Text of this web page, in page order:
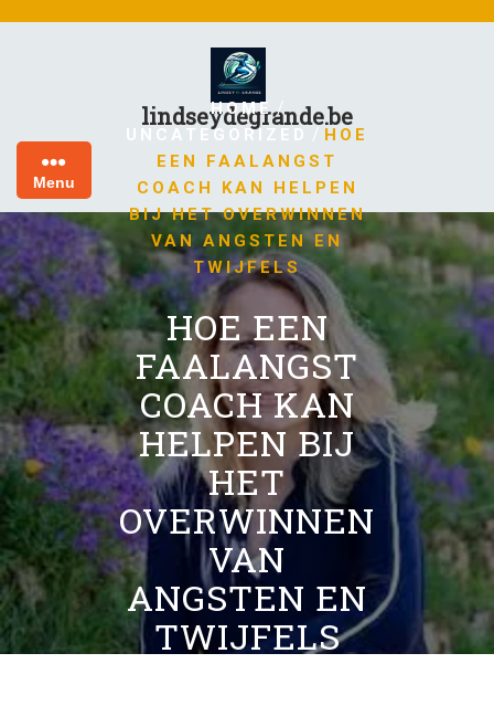
lindseydegrande.be
Menu
HOME/
UNCATEGORIZED / HOE
EEN FAALANGST
COACH KAN HELPEN
BIJ HET OVERWINNEN
VAN ANGSTEN EN
TWIJFELS
HOE EEN
FAALANGST
COACH KAN
HELPEN BIJ
HET
OVERWINNEN
VAN
ANGSTEN EN
TWIJFELS